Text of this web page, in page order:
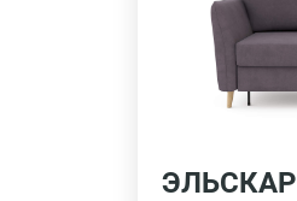
ЭЛЬСКАР